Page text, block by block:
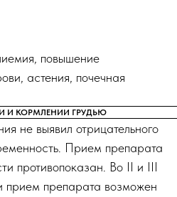
повышение
астения, почечная
И КОРМЛЕНИИ ГРУДЬЮ
не выявил отрицательного
Прием препарата
противопоказан. Во II и III
прием препарата возможен